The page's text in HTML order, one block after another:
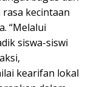
kecintaan
“Melalui
siswa-siswi
kearifan lokal